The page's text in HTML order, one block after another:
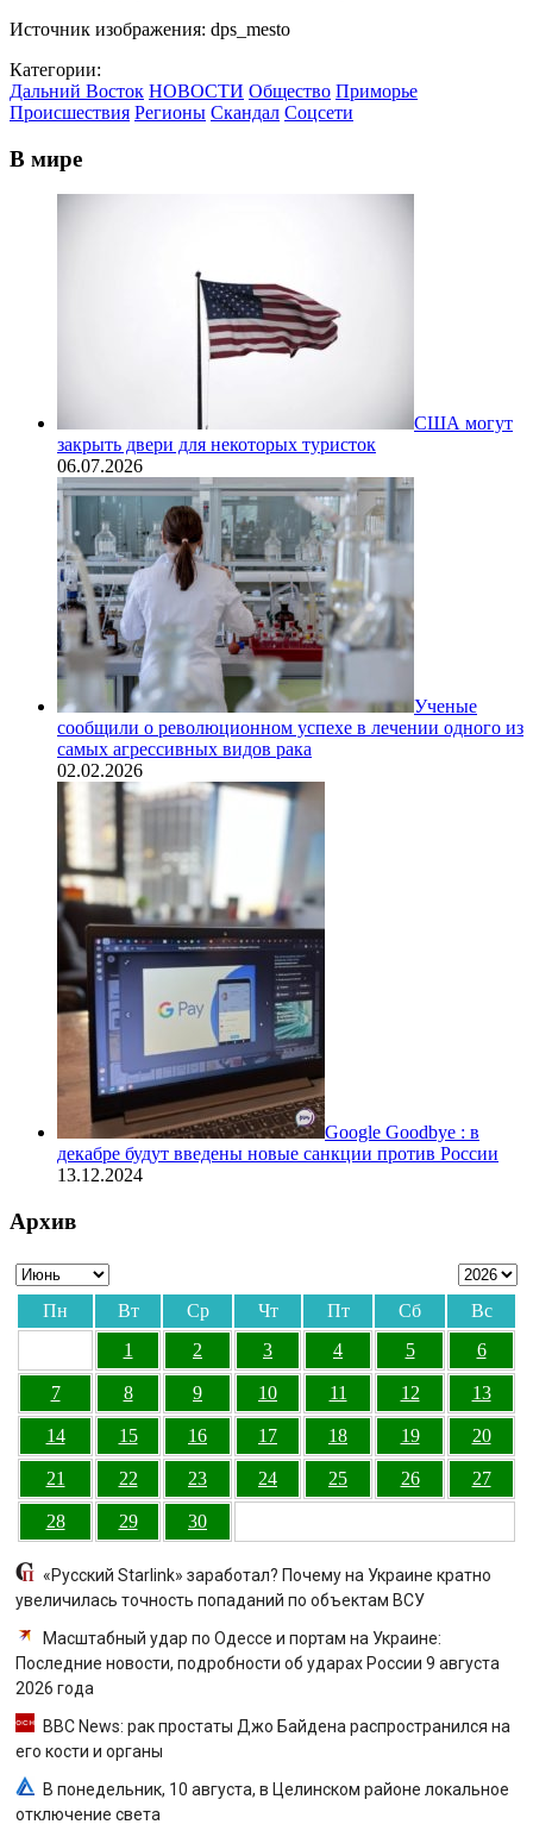
Источник изображения: dps_mesto
Категории:
Дальний Восток НОВОСТИ Общество Приморье
Происшествия Регионы Скандал Соцсети
В мире
США могут
закрыть двери для некоторых туристок
06.07.2026
Ученые
сообщили о революционном успехе в лечении одного из
самых агрессивных видов рака
02.02.2026
Google Goodbye : в
декабре будут введены новые санкции против России
13.12.2024
Архив
Пн Вт Ср Чт Пт Сб
Вс
1
2 3 4 5 6
7 8 9 10 11 12 13
14 15 16 17 18 19 20
21 22 23 24 25 26 27
28 29 30
«Русский Starlink» заработал? Почему на Украине кратно
увеличилась точность попаданий по объектам ВСУ
Масштабный удар по Одессе и портам на Украине:
Последние новости, подробности об ударах России 9 августа
2026 года
BBC News: рак простаты Джо Байдена распространился на
его кости и органы
В понедельник, 10 августа, в Целинском районе локальное
отключение света